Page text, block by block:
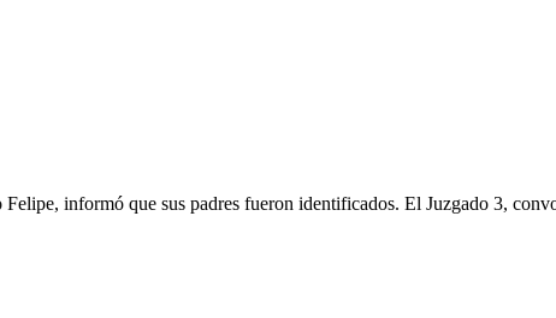
informó que sus padres fueron identificados. El Juzgado 3,